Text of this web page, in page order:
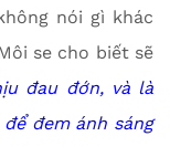
nói gì khác
se cho biết sẽ
đau đớn, và là
đem ánh sáng